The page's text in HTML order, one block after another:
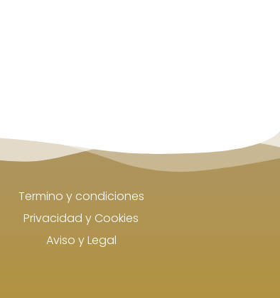
Termino y condiciones
Privacidad y Cookies
Aviso y Legal